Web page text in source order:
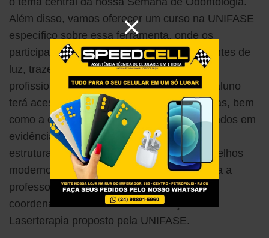
Além disso, vamos oferecer um curso na UNIFASE
específico sobre essa ferramenta, onde os
participantes vão conhecer as diferentes fontes de
luz, trazendo um olhar multidisciplinar, com
profissionais de diferentes áreas. Assim, o aluno
terá acesso a diferentes experiências clínicas, bem
como a conteúdos teóricos e práticos baseados em
evidências científicas. Tudo isso inserido na
estrutura da UNIFASE, que conta com aparelhos
modernos e consultórios equipados”, finaliza a
professora Thayanne, que também é a
coordenadora do curso de atualização em
Laserterapia proposto pela UNIFASE.